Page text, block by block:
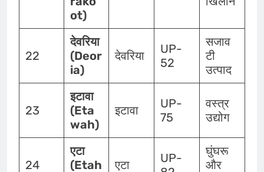
ot)
22
देवरिया
(Deor
ia)
देवरिया
UP-
52
सजाव
टी
उत्पाद
23
इटावा
(Eta
wah)
इटावा
UP-
75
वस्त्र
उद्योग
24
एटा
(Etah
एटा
UP-
घुंघरू
और